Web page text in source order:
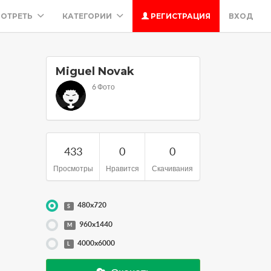
КАТЕГОРИИ РЕГИСТРАЦИЯ ВХОД
Miguel Novak
6 Фото
433
Просмотры
0
Нравится
0
Скачивания
S 480x720
M 960x1440
L 4000x6000